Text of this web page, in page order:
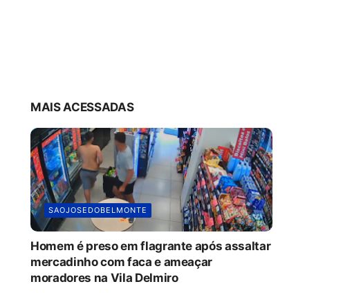
MAIS ACESSADAS
SAOJOSEDOBELMONTE
Homem é preso em flagrante após assaltar
mercadinho com faca e ameaçar
moradores na Vila Delmiro